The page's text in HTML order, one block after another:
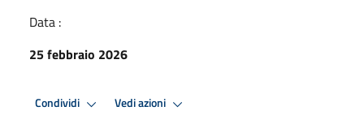
Data :
25 febbraio 2026
Condividi Vedi azioni